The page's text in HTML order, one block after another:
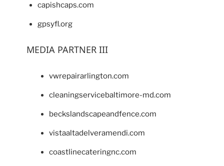
capishcaps.com
gpsyfl.org
MEDIA PARTNER III
vwrepairarlington.com
cleaningservicebaltimore-md.com
beckslandscapeandfence.com
vistaaltadelveramendi.com
coastlinecateringnc.com